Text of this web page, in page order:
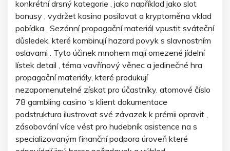
konkrétní drsný kategorie , jako například jako slot
bonusy , vydržet kasino posilovat a kryptoměna vklad
pobídka . Sezónní propagační materiál vpustit sváteční
důsledek, které kombinují hazard povyk s slavnostním
oslavami . Tyto účinek mnohem mají omezené jídelní
lístek detail , téma vavřínový věnec a jedinečné hra
propagační materiály, které produkují
nezapomenutelné získat pro účastníky. atomové číslo
78 gambling casino ‘s klient dokumentace
podstruktura ilustrovat své závazek k prémii opravit ,
zásobování více vést pro hudebník asistence na s
specializovaným finanční podpora úroveň které